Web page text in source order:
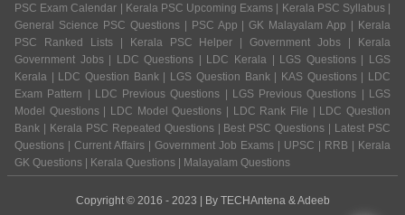
PSC Exam Calendar | Kerala PSC Upcoming Exams | Kerala PSC Syllabus |
General Science PSC Questions | PSC App | GK Malayalam App | Kerala
PSC Ranked Lists | Kerala PSC Helper | Government Jobs | Kerala
Government Jobs | LDC Questions | LDC Kerala | LGS Questions | LGS
Kerala | LDC Question Bank | LGS Question Bank | KAS Questions | LDC
Exam Pattern | LDC Previous Questions | LGS Previous Questions | LGS
Model Questions | LDC Model Questions | LDC Rank File | LDC Question
Bank | Kerala PSC Repeated Questions | Best PSC Questions | Latest PSC
Questions | Current Affairs | Government Job Exams | UPSC | RRB | Kerala
GK Questions | Kerala Questions | Malayalam Questions
Copyright © 2016 - 2023 | By TECHAntena & Adeeb